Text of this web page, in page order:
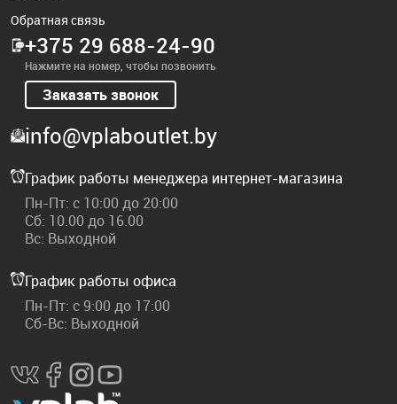
Обратная связь
+375 29 688-24-90
Нажмите на номер, чтобы позвонить
Заказать звонок
info@vplaboutlet.by
График работы менеджера интернет-магазина
Пн-Пт: с 10:00 до 20:00
Сб: 10.00 до 16.00
Вс: Выходной
График работы офиса
Пн-Пт: с 9:00 до 17:00
Сб-Вс: Выходной